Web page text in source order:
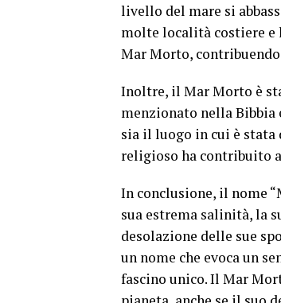
livello del mare si
molte località costiere e
Mar Morto,
Inoltre, il Mar Morto è
menzionato nella Bibbia
sia il luogo in cui è
religioso ha contribuito
In conclusione, il nome
sua estrema salinità, la
desolazione delle sue
un nome che evoca un
fascino unico. Il Mar